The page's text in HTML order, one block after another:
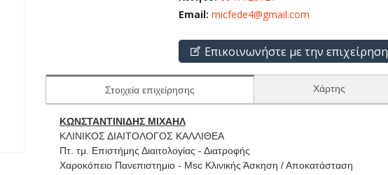
Email: micfede4@gmail.com
Επικοινωνήστε με την επιχείρηση
Στοιχεία επιχείρησης Χάρτης
ΚΩΝΣΤΑΝΤΙΝΙΔΗΣ ΜΙΧΑΗΛ
ΚΛΙΝΙΚΟΣ ΔΙΑΙΤΟΛΟΓΟΣ ΚΑΛΛΙΘΕΑ
Πτ. τμ. Επιστήμης Διαιτολογίας - Διατροφής
Χαροκόπειο Πανεπιστημιο - Msc Κλινικής Άσκηση / Αποκατάσταση